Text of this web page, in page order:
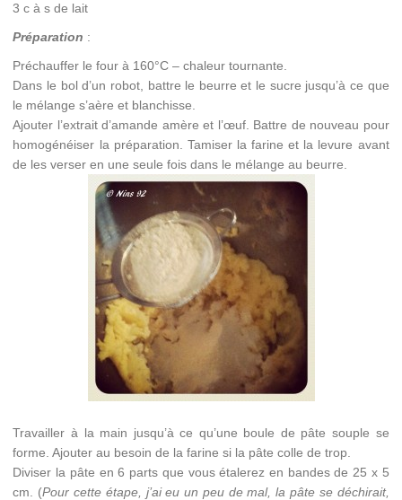
3 c à s de lait
Préparation :
Préchauffer le four à 160°C – chaleur tournante.
Dans le bol d’un robot, battre le beurre et le sucre jusqu’à ce que
le mélange s’aère et blanchisse.
Ajouter l’extrait d’amande amère et l’œuf. Battre de nouveau pour
homogénéiser la préparation. Tamiser la farine et la levure avant
de les verser en une seule fois dans le mélange au beurre.
Travailler à la main jusqu’à ce qu’une boule de pâte souple se
forme. Ajouter au besoin de la farine si la pâte colle de trop.
Diviser la pâte en 6 parts que vous étalerez en bandes de 25 x 5
cm. (Pour cette étape, j’ai eu un peu de mal, la pâte se déchirait,